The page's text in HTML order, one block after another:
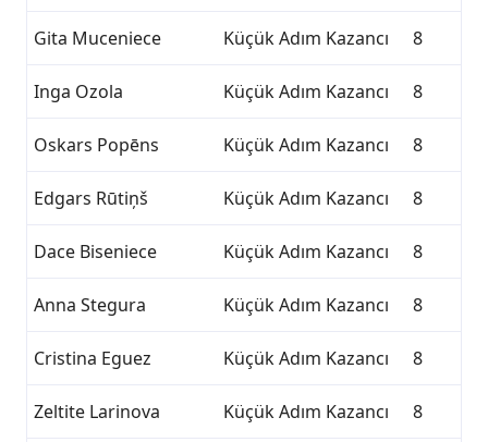
Gita Muceniece Küçük Adım Kazancı 8
Inga Ozola Küçük Adım Kazancı 8
Oskars Popēns Küçük Adım Kazancı 8
Edgars Rūtiņš Küçük Adım Kazancı 8
Dace Biseniece Küçük Adım Kazancı 8
Anna Stegura Küçük Adım Kazancı 8
Cristina Eguez Küçük Adım Kazancı 8
Zeltite Larinova Küçük Adım Kazancı 8